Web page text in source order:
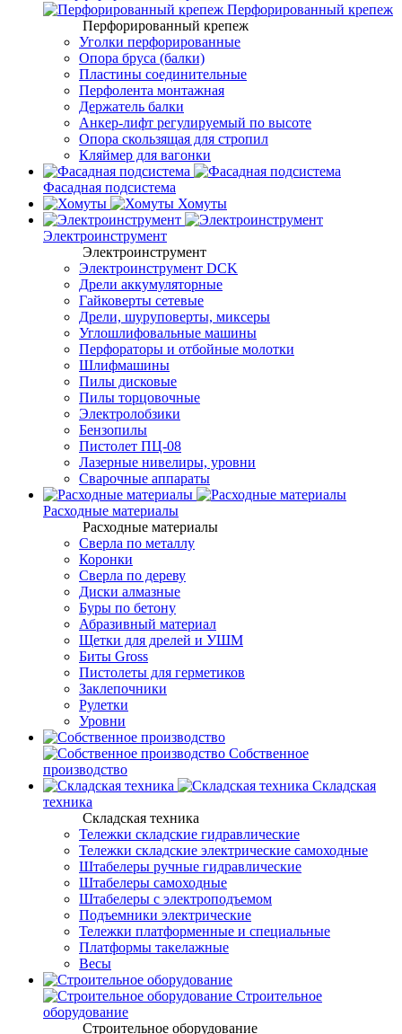
Перфорированный крепеж
Перфорированный крепеж
Уголки перфорированные
Опора бруса (балки)
Пластины соединительные
Перфолента монтажная
Держатель балки
Анкер-лифт регулируемый по высоте
Опора скользящая для стропил
Кляймер для вагонки
Фасадная подсистема
Хомуты
Электроинструмент
Электроинструмент
Электроинструмент DCK
Дрели аккумуляторные
Гайковерты сетевые
Дрели, шуруповерты, миксеры
Углошлифовальные машины
Перфораторы и отбойные молотки
Шлифмашины
Пилы дисковые
Пилы торцовочные
Электролобзики
Бензопилы
Пистолет ПЦ-08
Лазерные нивелиры, уровни
Сварочные аппараты
Расходные материалы
Расходные материалы
Сверла по металлу
Коронки
Сверла по дереву
Диски алмазные
Буры по бетону
Абразивный материал
Щетки для дрелей и УШМ
Биты Gross
Пистолеты для герметиков
Заклепочники
Рулетки
Уровни
Собственное
производство
Складская
техника
Складская техника
Тележки складские гидравлические
Тележки складские электрические самоходные
Штабелеры ручные гидравлические
Штабелеры самоходные
Штабелеры с электроподъемом
Подъемники электрические
Тележки платформенные и специальные
Платформы такелажные
Весы
Строительное
оборудование
Строительное оборудование